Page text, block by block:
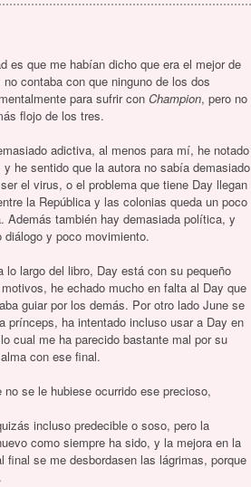
es que me habían dicho que era el mejor de
contaba con que ninguno de los dos
para sufrir con Champion, pero no
flojo de los tres.
adictiva, al menos para mí, he notado
he sentido que la autora no sabía demasiado
el virus, o el problema que tiene Day llegan
la República y las colonias queda un poco
Además también hay demasiada política, y
y poco movimiento.
largo del libro, Day está con su pequeño
he echado mucho en falta al Day que
guiar por los demás. Por otro lado June se
prínceps, ha intentado incluso usar a Day en
cual me ha parecido bastante mal por su
con ese final.
se le hubiese ocurrido ese precioso,
incluso predecible o soso, pero la
como siempre ha sido, y la mejora en la
final se me desbordasen las lágrimas, porque